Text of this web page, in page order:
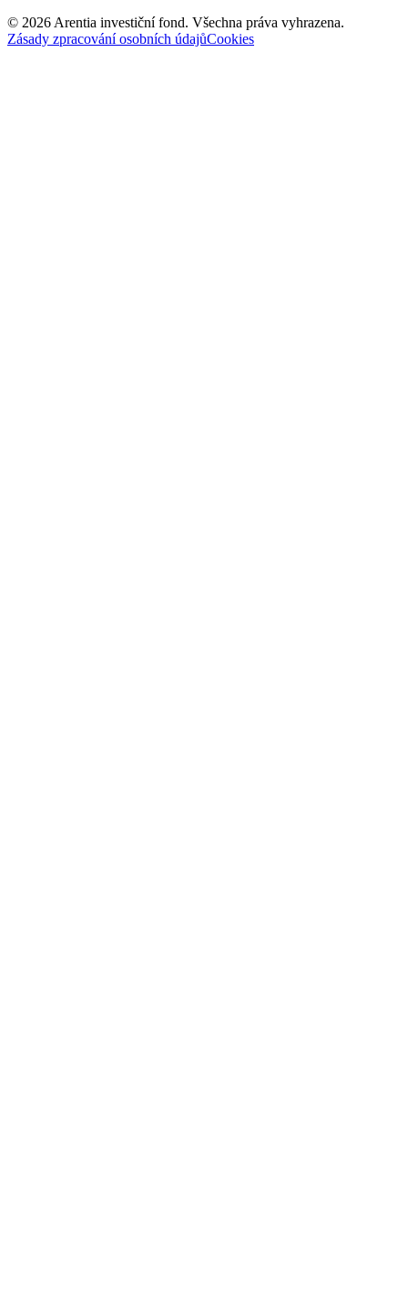
© 2026 Arentia investiční fond. Všechna práva vyhrazena.
Zásady zpracování osobních údajůCookies